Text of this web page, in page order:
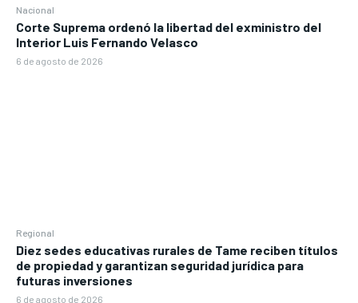
Nacional
Corte Suprema ordenó la libertad del exministro del
Interior Luis Fernando Velasco
6 de agosto de 2026
Regional
Diez sedes educativas rurales de Tame reciben títulos
de propiedad y garantizan seguridad jurídica para
futuras inversiones
6 de agosto de 2026